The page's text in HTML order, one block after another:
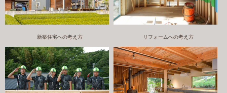
新築住宅への考え方 リフォームへの考え方